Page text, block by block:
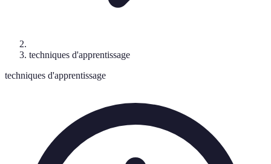
techniques d'apprentissage
techniques d'apprentissage